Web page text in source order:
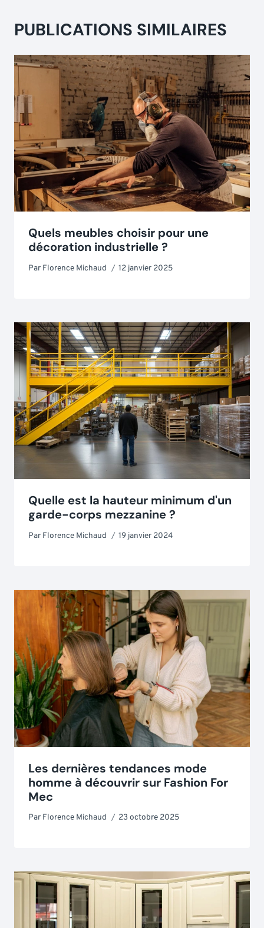
PUBLICATIONS SIMILAIRES
Quels meubles choisir pour une
décoration industrielle ?
Par Florence Michaud 12 janvier 2025
Quelle est la hauteur minimum d'un
garde-corps mezzanine ?
Par Florence Michaud 19 janvier 2024
Les dernières tendances mode
homme à découvrir sur Fashion For
Mec
Par Florence Michaud 23 octobre 2025